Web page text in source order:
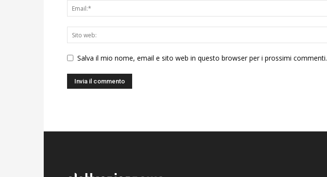
Salva il mio nome, email e sito web in questo browser per i prossimi commenti.